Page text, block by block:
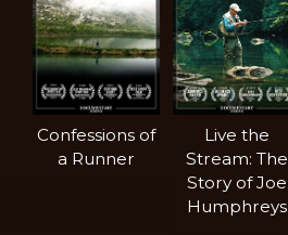
Confessions of
a Runner
Live the
Stream: The
Story of Joe
Humphreys